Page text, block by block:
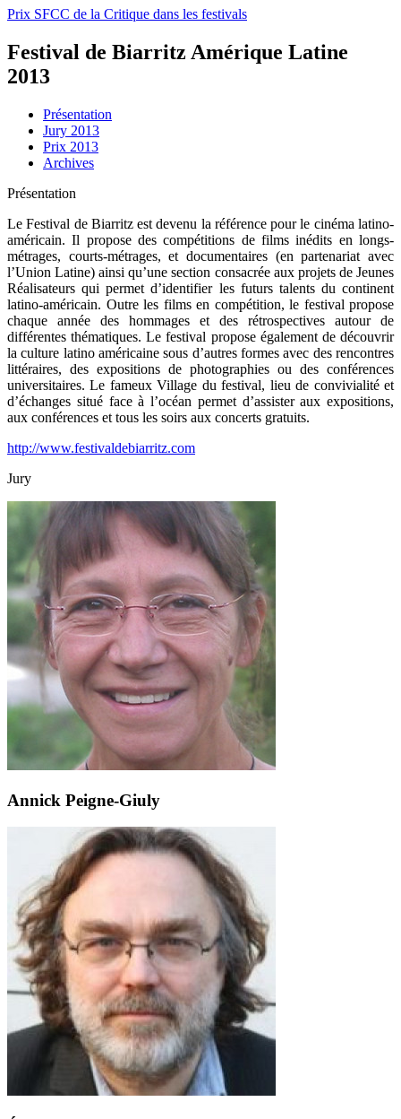
Prix SFCC de la Critique dans les festivals
Festival de Biarritz Amérique Latine
2013
Présentation
Jury 2013
Prix 2013
Archives
Présentation
Le Festival de Biarritz est devenu la référence pour le cinéma latino-
américain. Il propose des compétitions de films inédits en longs-
métrages, courts-métrages, et documentaires (en partenariat avec
l’Union Latine) ainsi qu’une section consacrée aux projets de Jeunes
Réalisateurs qui permet d’identifier les futurs talents du continent
latino-américain. Outre les films en compétition, le festival propose
chaque année des hommages et des rétrospectives autour de
différentes thématiques. Le festival propose également de découvrir
la culture latino américaine sous d’autres formes avec des rencontres
littéraires, des expositions de photographies ou des conférences
universitaires. Le fameux Village du festival, lieu de convivialité et
d’échanges situé face à l’océan permet d’assister aux expositions,
aux conférences et tous les soirs aux concerts gratuits.
http://www.festivaldebiarritz.com
Jury
Annick Peigne-Giuly